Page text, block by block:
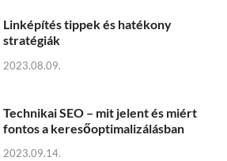
Linképítés tippek és hatékony
stratégiák
2023.08.09.
Technikai SEO – mit jelent és miért
fontos a keresőoptimalizálásban
2023.09.14.